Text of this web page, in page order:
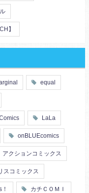
】
equal
LaLa
onBLUEcomics
アクションコミックス
スコミックス
カチＣＯＭＩ